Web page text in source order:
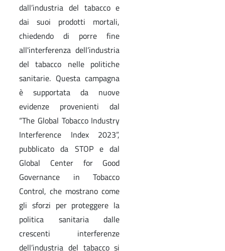
dall’industria del tabacco e
dai suoi prodotti mortali,
chiedendo di porre fine
all'interferenza dell’industria
del tabacco nelle politiche
sanitarie. Questa campagna
è supportata da nuove
evidenze provenienti dal
“The Global Tobacco Industry
Interference Index 2023”,
pubblicato da STOP e dal
Global Center for Good
Governance in Tobacco
Control, che mostrano come
gli sforzi per proteggere la
politica sanitaria dalle
crescenti interferenze
dell’industria del tabacco si